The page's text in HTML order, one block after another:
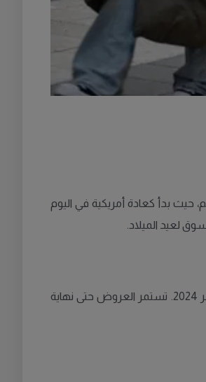
حيث بدأ كعادة أمريكية في اليوم
لعيد الميلاد.
تتجاوز عروض الجمعة السوداء يومًا واحدًا، حيث تنطلق التخفيضات منذ بداية الأسبوع الذي يُعرف بـ"أسبوع الجمعة السوداء"، والذي يبدأ يوم الاثنين 25 نوفمبر 2024. تستمر العروض حتى نهاية